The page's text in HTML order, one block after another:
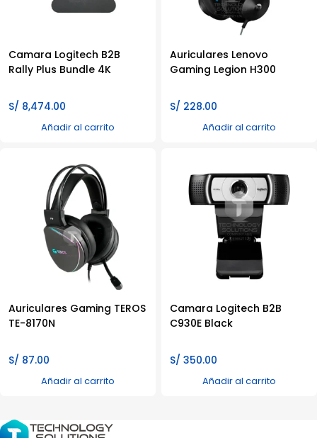
Camara Logitech B2B
Rally Plus Bundle 4K
S/ 8,474.00
Añadir al carrito
Auriculares Lenovo
Gaming Legion H300
S/ 228.00
Añadir al carrito
Auriculares Gaming TEROS
TE-8170N
S/ 87.00
Añadir al carrito
Camara Logitech B2B
C930E Black
S/ 350.00
Añadir al carrito